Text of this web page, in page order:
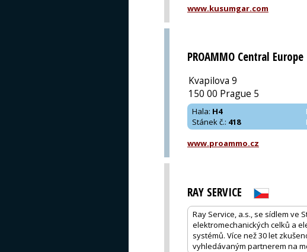
www.kusumgar.com
PROAMMO Central Europe
Kvapilova 9
150 00 Prague 5
Hala: H4
Stánek č.: 418
www.proammo.cz
RAY SERVICE
Ray Service, a.s., se sídlem ve
elektromechanických celků a
systémů. Více než 30 let
vyhledávaným partnerem na